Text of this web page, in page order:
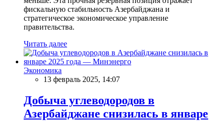
фискальную стабильность Азербайджана и
стратегическое экономическое управление
правительства.
Читать далее
Экономика
13 февраль 2025, 14:07
Добыча углеводородов в
Азербайджане снизилась в январе